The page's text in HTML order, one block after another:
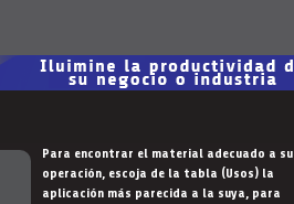
Para encontrar el material adecuado a su
operación, escoja de la tabla (Usos) la
aplicación más parecida a la suya, para